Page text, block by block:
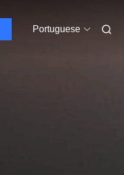
Portuguese